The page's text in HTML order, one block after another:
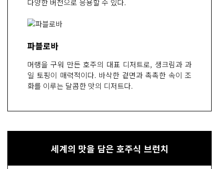
다양한 버전으로 응용할 수 있다.
파블로바
머랭을 구워 만든 호주의 대표 디저트로, 생크림과 과
일 토핑이 매력적이다. 바삭한 겉면과 촉촉한 속이 조
화를 이루는 달콤한 맛의 디저트다.
세계의 맛을 담은 호주식 브런치